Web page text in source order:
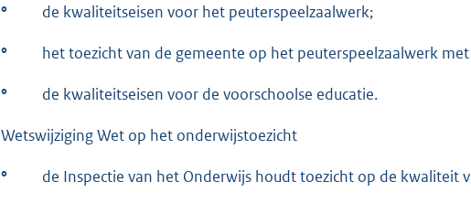
° de kwaliteitseisen voor het peuterspeelzaalwerk;
° het toezicht van de gemeente op het peuterspeelzaalwerk
° de kwaliteitseisen voor de voorschoolse educatie.
Wetswijziging Wet op het onderwijstoezicht
° de Inspectie van het Onderwijs houdt toezicht op de kwaliteit